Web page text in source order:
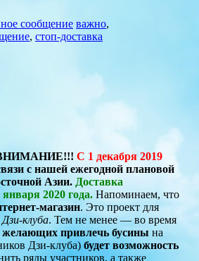
сообщение важно,
, стоп-доставка
С 1 декабря 2019
с нашей ежегодной плановой
Азии. Доставка
2020 года. Напоминаем, что
магазин. Это проект для
клуба. Тем не менее — во время
желающих привлечь бусины на
Дзи-клуба) будет возможность
ряды участников, а также